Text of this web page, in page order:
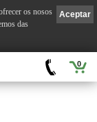
0
Aceptar
os nosos
das